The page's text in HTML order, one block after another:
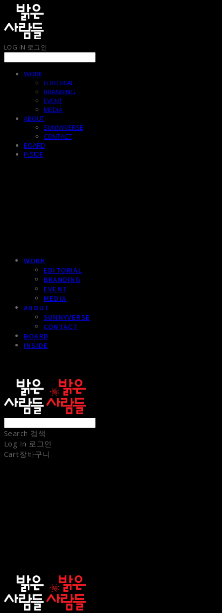
LOG IN 로그인
WORK
EDITORIAL
BRANDING
EVENT
MEDIA
ABOUT
SUNNYVERSE
CONTACT
BOARD
INSIDE
WORK
EDITORIAL
BRANDING
EVENT
MEDIA
ABOUT
SUNNYVERSE
CONTACT
BOARD
INSIDE
Search 검색
Log In 로그인
Cart장바구니